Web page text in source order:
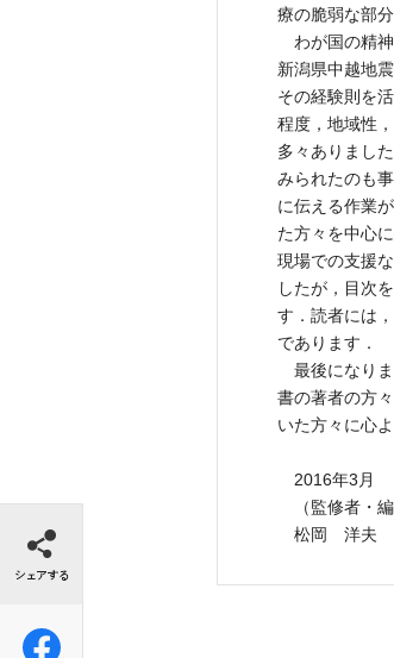
療の脆弱な部
わが国の精神
新潟県中越地
その経験則を
程度，地域性
多々ありまし
みられたのも
に伝える作業
た方々を中心
現場での支援
したが，目次
す．読者には
であります．
最後になりま
書の著者の方
いた方々に心
2016年3月
（監修者・編
松岡 洋夫